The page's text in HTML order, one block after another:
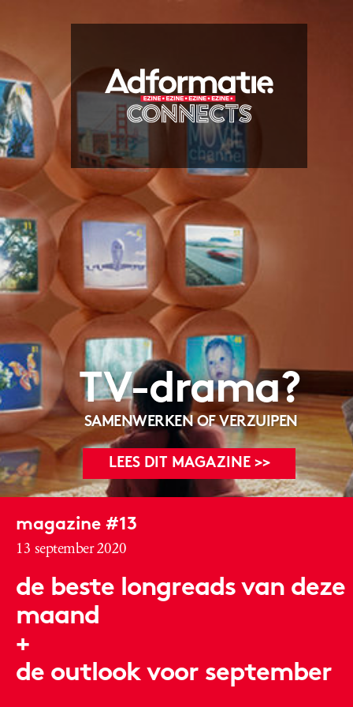
TV-drama?
SAMENWERKEN OF VERZUIPEN
LEES DIT MAGAZINE >>
magazine #13
13 september 2020
de beste longreads van deze
maand
+
de outlook voor september